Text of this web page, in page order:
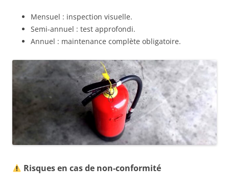
Mensuel : inspection visuelle.
Semi-annuel : test approfondi.
Annuel : maintenance complète obligatoire.
Risques en cas de non-conformité